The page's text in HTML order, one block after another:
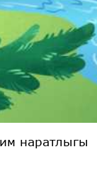
наратлыгы